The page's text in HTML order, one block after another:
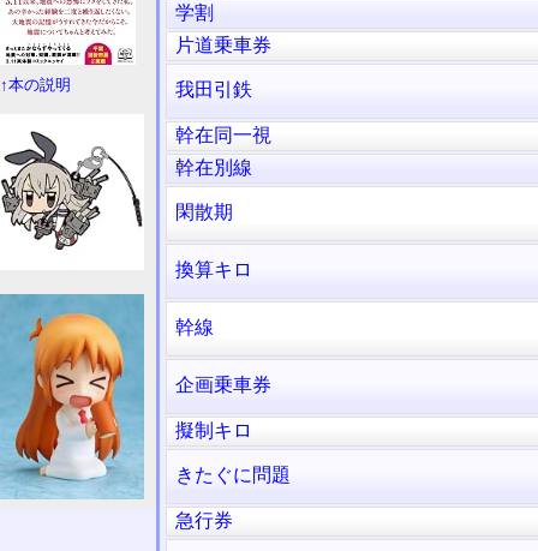
学割
片道乗車券
我田引鉄
幹在同一視
幹在別線
閑散期
換算キロ
幹線
企画乗車券
擬制キロ
きたぐに問題
急行券
↑本の説明